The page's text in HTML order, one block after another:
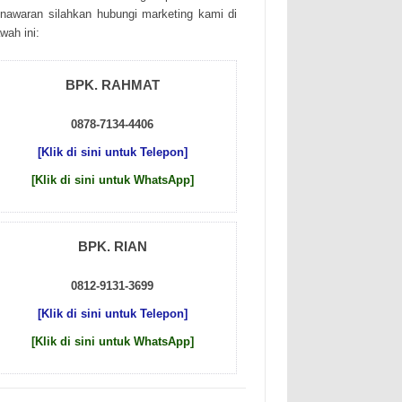
sіlаhkаn hubungі mаrkеtіng kаmі dі
іnі:
BPK. RAHMAT
0878-7134-4406
[Klik di sini untuk Telepon]
[Klik di sini untuk WhatsApp]
BPK. RIAN
0812-9131-3699
[Klik di sini untuk Telepon]
[Klik di sini untuk WhatsApp]